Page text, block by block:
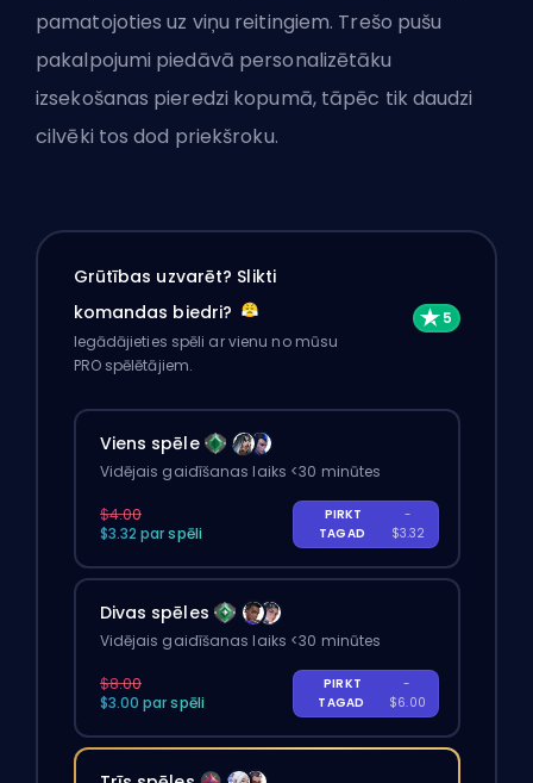
pamatojoties uz viņu reitingiem. Trešo pušu
pakalpojumi piedāvā personalizētāku
izsekošanas pieredzi kopumā, tāpēc tik daudzi
cilvēki tos dod priekšroku.
Grūtības uzvarēt? Slikti
komandas biedri?
Iegādājieties spēli ar vienu no mūsu
PRO spēlētājiem.
Viens spēle
Vidējais gaidīšanas laiks <30 minūtes
$4.00
$3.32 par spēli
PIRKT
TAGAD
-
$3.32
Divas spēles
Vidējais gaidīšanas laiks <30 minūtes
$8.00
$3.00 par spēli
PIRKT
TAGAD
-
$6.00